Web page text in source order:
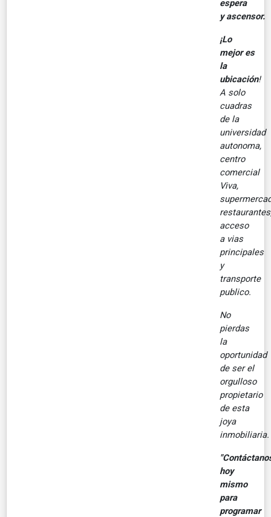
espera
y ascensor.
¡Lo
mejor es
la
ubicación!
A solo
cuadras
de la
universidad
autonoma,
centro
comercial
Viva,
acceso
a vias
principales
y
transporte
publico.
No
pierdas
la
oportunidad
de ser el
orgulloso
propietario
de esta
joya
inmobiliaria.
hoy
mismo
para
programar